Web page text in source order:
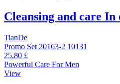
Cleansing and care In
TianDe
Promo Set 20163-2 10131
25,80 £
Powerful Care For Men
View